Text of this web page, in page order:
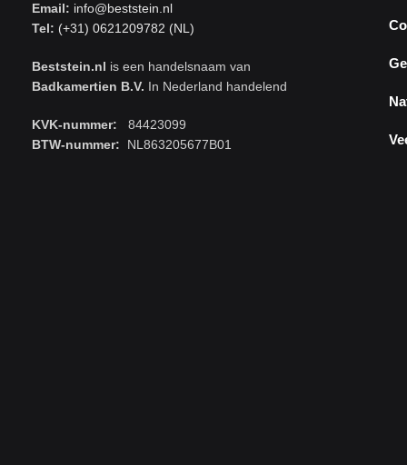
Email: info@beststein.nl
Tel: (+31) 0621209782 (NL)
Beststein.nl is een handelsnaam van
Badkamertien B.V. In Nederland handelend
KVK-nummer: 84423099
BTW-nummer: NL863205677B01